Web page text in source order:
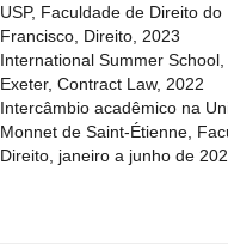
USP, Faculdade de Direito
Francisco, Direito, 2023
International Summer
Exeter, Contract Law, 2022
Intercâmbio acadêmico na
Monnet de Saint-Étienne,
Direito, janeiro a junho de